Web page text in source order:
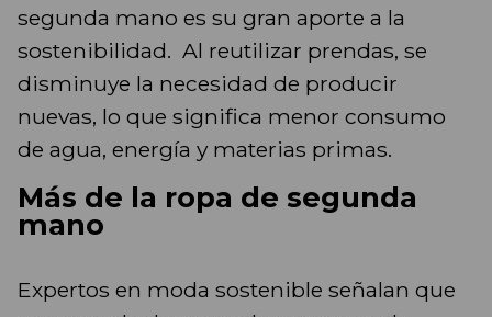
segunda mano es su gran aporte a la
sostenibilidad. Al reutilizar prendas, se
disminuye la necesidad de producir
nuevas, lo que significa menor consumo
de agua, energía y materias primas.
Más de la ropa de segunda
mano
Expertos en moda sostenible señalan que